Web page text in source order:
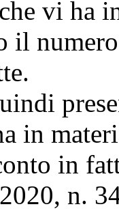
vi ha
il
in
in
n.